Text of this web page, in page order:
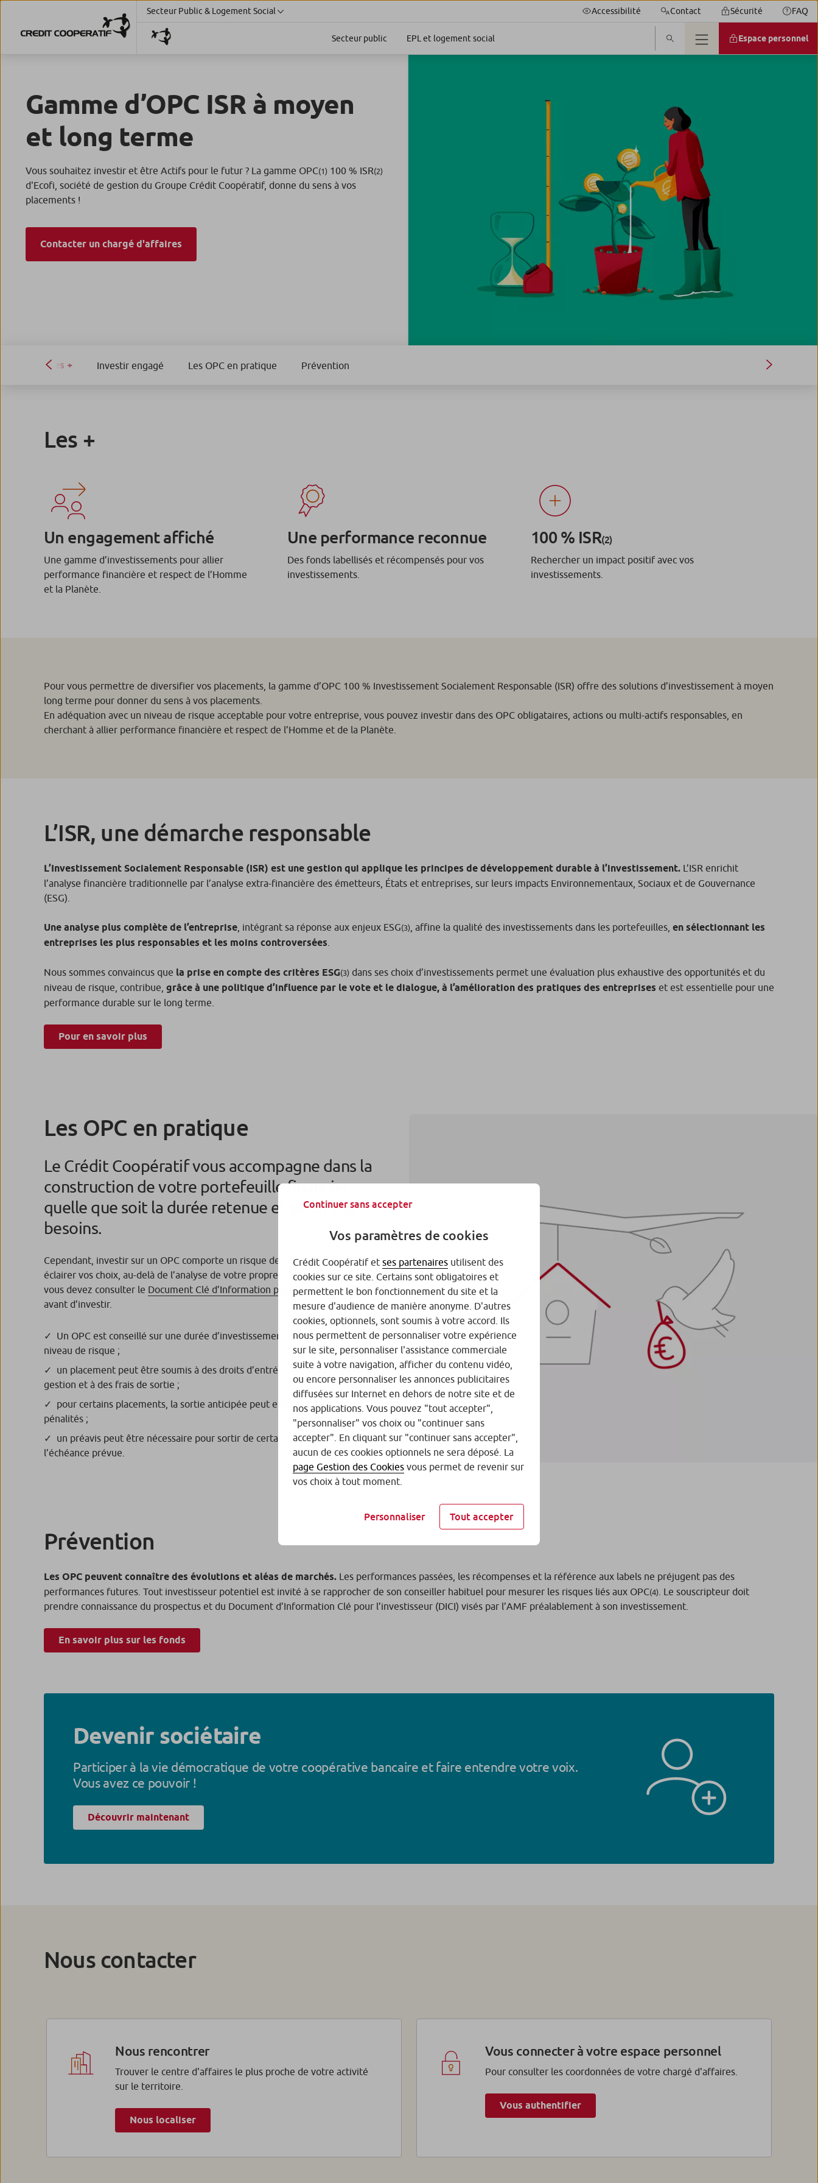
Secteur Public & Logement Social Accessibilité Contact Sécurité FAQ
Secteur public EPL et logement social Espace personnel
Gamme d’OPC ISR à moyen
et long terme
Vous souhaitez investir et être Actifs pour le futur ? La gamme OPC(1) 100 % ISR(2)
d'Ecofi, société de gestion du Groupe Crédit Coopératif, donne du sens à vos
placements !
Contacter un chargé d'affaires
Les + Investir engagé Les OPC en pratique Prévention
Les +
Un engagement affiché
Une gamme d’investissements pour allier
performance financière et respect de l’Homme
et la Planète.
Une performance reconnue
Des fonds labellisés et récompensés pour vos
investissements.
100 % ISR(2)
Rechercher un impact positif avec vos
investissements.
Pour vous permettre de diversifier vos placements, la gamme d’OPC 100 % Investissement Socialement Responsable (ISR) offre des solutions d’investissement à moyen
long terme pour donner du sens à vos placements.
En adéquation avec un niveau de risque acceptable pour votre entreprise, vous pouvez investir dans des OPC obligataires, actions ou multi-actifs responsables, en
cherchant à allier performance financière et respect de l’Homme et de la Planète.
L’ISR, une démarche responsable
L’Investissement Socialement Responsable (ISR) est une gestion qui applique les principes de développement durable à l’investissement. L’ISR enrichit
l’analyse financière traditionnelle par l’analyse extra-financière des émetteurs, États et entreprises, sur leurs impacts Environnementaux, Sociaux et de Gouvernance
(ESG).
Une analyse plus complète de l’entreprise , intégrant sa réponse aux enjeux ESG(3) , affine la qualité des investissements dans les portefeuilles, en sélectionnant les
entreprises les plus responsables et les moins controversées
Nous sommes convaincus que la prise en compte des critères ESG(3) dans ses choix d’investissements permet une évaluation plus exhaustive des opportunités et du
niveau de risque, contribue, grâce à une politique d’influence par le vote et le dialogue, à l’amélioration des pratiques des entreprises et est essentielle pour une
performance durable sur le long terme.
Pour en savoir plus
Les OPC en pratique
Le Crédit Coopératif vous accompagne dans la
construction de votre portefeuille financier
quelle que soit la durée retenue et selon vos
besoins.
Cependant, investir sur un OPC comporte un risque de perte en capital. Pour
éclairer vos choix, au-delà de l’analyse de votre propre profil d’investisseur,
vous devez consulter le Document Clé d’Information pour l’investisseur (DICI)
avant d’investir.
Un OPC est conseillé sur une durée d’investissement selon son
niveau de risque ;
un placement peut être soumis à des droits d’entrée, à des frais de
gestion et à des frais de sortie ;
pour certains placements, la sortie anticipée peut entraîner des
pénalités ;
un préavis peut être nécessaire pour sortir de certains contrats avant
l’échéance prévue.
Prévention
Les OPC peuvent connaître des évolutions et aléas de marchés. Les performances passées, les récompenses et la référence aux labels ne préjugent pas des
performances futures. Tout investisseur potentiel est invité à se rapprocher de son conseiller habituel pour mesurer les risques liés aux OPC(4) . Le souscripteur doit
prendre connaissance du prospectus et du Document d’Information Clé pour l’investisseur (DICI) visés par l’AMF préalablement à son investissement.
En savoir plus sur les fonds
Devenir sociétaire
Participer à la vie démocratique de votre coopérative bancaire et faire entendre votre voix.
Vous avez ce pouvoir !
Découvrir maintenant
Nous contacter
Nous rencontrer
Trouver le centre d'affaires le plus proche de votre activité
sur le territoire.
Nous localiser
Vous connecter à votre espace personnel
Pour consulter les coordonnées de votre chargé d'affaires.
Vous authentifier
Continuer sans accepter
Vos paramètres de cookies
Crédit Coopératif et ses partenaires utilisent des
cookies sur ce site. Certains sont obligatoires et
permettent le bon fonctionnement du site et la
mesure d'audience de manière anonyme. D'autres
cookies, optionnels, sont soumis à votre accord. Ils
nous permettent de personnaliser votre expérience
sur le site, personnaliser l'assistance commerciale
suite à votre navigation, afficher du contenu vidéo,
ou encore personnaliser les annonces publicitaires
diffusées sur Internet en dehors de notre site et de
nos applications. Vous pouvez "tout accepter",
"personnaliser" vos choix ou "continuer sans
accepter". En cliquant sur "continuer sans accepter",
aucun de ces cookies optionnels ne sera déposé. La
page Gestion des Cookies vous permet de revenir sur
vos choix à tout moment.
Personnaliser Tout accepter